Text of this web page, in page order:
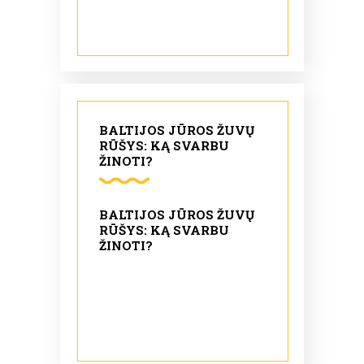
BALTIJOS JŪROS ŽUVŲ
RŪŠYS: KĄ SVARBU
ŽINOTI?
BALTIJOS JŪROS ŽUVŲ
RŪŠYS: KĄ SVARBU
ŽINOTI?